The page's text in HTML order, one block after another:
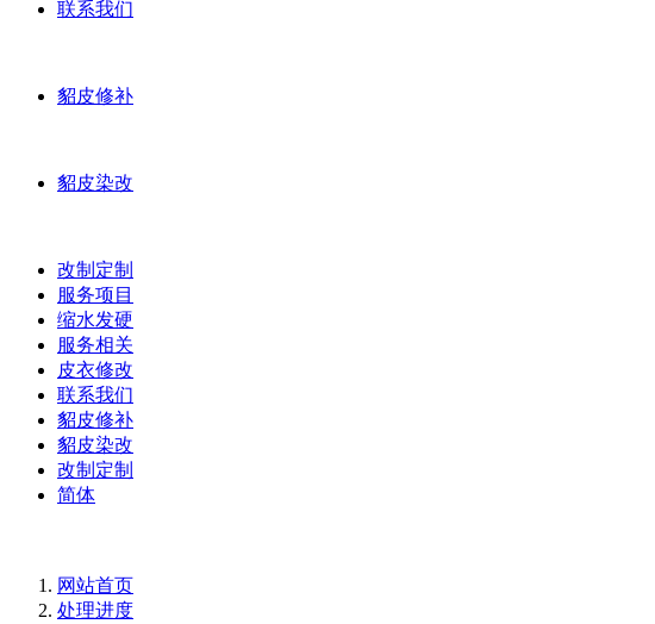
联系我们
貂皮修补
貂皮染改
改制定制
服务项目
缩水发硬
服务相关
皮衣修改
联系我们
貂皮修补
貂皮染改
改制定制
简体
网站首页
处理进度